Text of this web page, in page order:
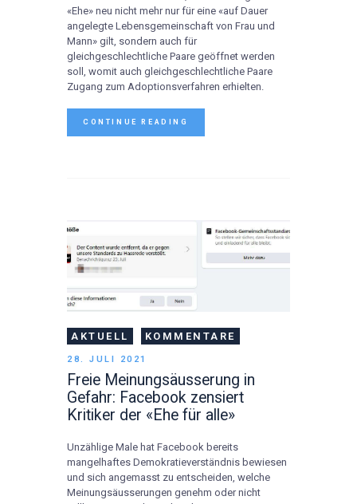
«Ehe» neu nicht mehr nur für eine «auf Dauer
angelegte Lebensgemeinschaft von Frau und
Mann» gilt, sondern auch für
gleichgeschlechtliche Paare geöffnet werden
soll, womit auch gleichgeschlechtliche Paare
Zugang zum Adoptionsverfahren erhielten.
CONTINUE READING
AKTUELL KOMMENTARE
28. JULI 2021
Freie Meinungsäusserung in
Gefahr: Facebook zensiert
Kritiker der «Ehe für alle»
Unzählige Male hat Facebook bereits
mangelhaftes Demokratieverständnis bewiesen
und sich angemasst zu entscheiden, welche
Meinungsäusserungen genehm oder nicht